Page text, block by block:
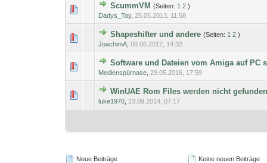
ScummVM (Seiten: 1 2 )
Dadys_Toy,25.05.2013, 11:58
0 Bewertung(en) - 0
Shapeshifter und andere (Seiten: 1 2 )
JoachimA ,08.06.2012, 14:32
0 Bewertung(en) - 0
Software und Dateien vom Amiga auf PC
Medienspürnase ,29.05.2016, 17:59
0 Bewertung(en) - 0 1
WinUAE Rom Files werden nicht gefunden
luke1970 23.09.2014, 07:17
0 Bewertung(en) - 0 12
Neue Beiträge Keine neuen Beiträge